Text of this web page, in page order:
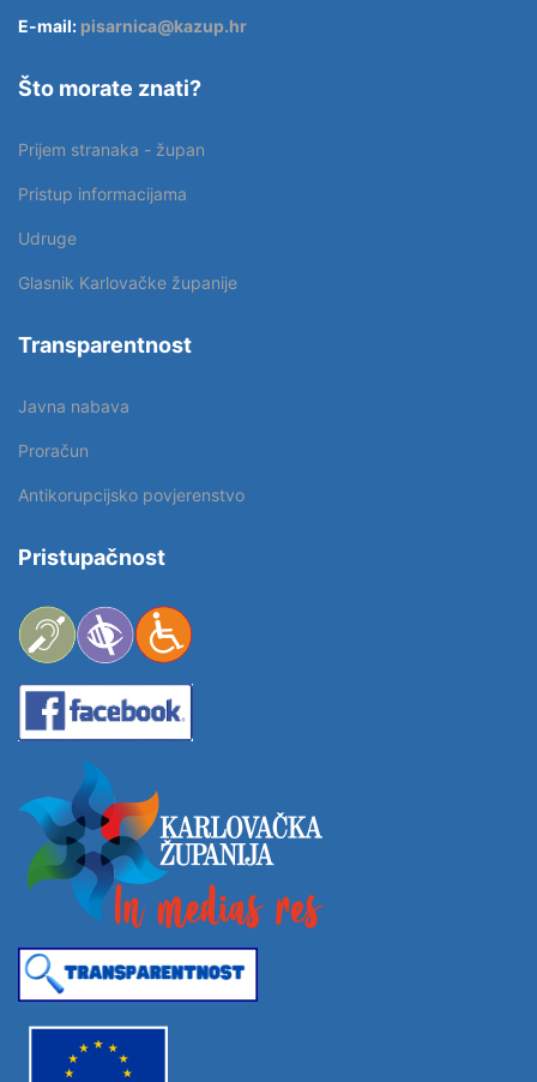
E-mail: pisarnica@kazup.hr
Što morate znati?
Prijem stranaka - župan
Pristup informacijama
Udruge
Glasnik Karlovačke županije
Transparentnost
Javna nabava
Proračun
Antikorupcijsko povjerenstvo
Pristupačnost